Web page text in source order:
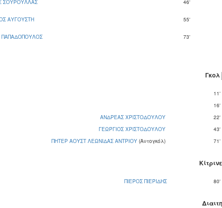
ΣΟΥΡΟΥΛΛΑΣ
46'
ΑΥΓΟΥΣΤΗ 55'
ΠΑΠΑΔΟΠΟΥΛΟΣ 73'
Γκολ
11'
16'
ΑΝΔΡΕΑΣ ΧΡΙΣΤΟΔΟΥΛΟΥ
22'
ΓΕΩΡΓΙΟΣ ΧΡΙΣΤΟΔΟΥΛΟΥ
43'
ΠΗΤΕΡ ΑΟΥΣΤ ΛΕΩΝΙΔΑΣ ΑΝΤΡΙΟΥ (Αυτογκόλ) 71'
ΠΙΕΡΟΣ ΠΙΕΡΙΔΗΣ 80'